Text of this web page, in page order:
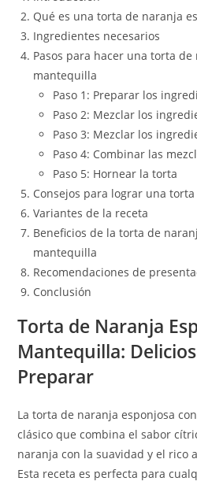
Qué es una torta de naranja
Ingredientes necesarios
Pasos para hacer una torta
mantequilla
Paso 1: Preparar los
Paso 2: Mezclar los
Paso 3: Mezclar los
Paso 4: Combinar las
Paso 5: Hornear la torta
Consejos para lograr una
Variantes de la receta
Beneficios de la torta de
mantequilla
Recomendaciones de
Conclusión
Torta de Naranja
Mantequilla:
Preparar
La torta de naranja esponjosa
clásico que combina el sabor
naranja con la suavidad y el rico
Esta receta es perfecta para